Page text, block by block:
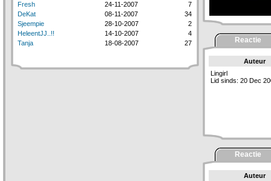
Fresh
24-11-2007
7
DeKat
08-11-2007
34
Sjeempie
28-10-2007
2
HeleentJJ..!!
14-10-2007
4
Tanja
18-08-2007 27 Reactie
Auteur
Lingirl
Lid sinds: 20 Dec
Reactie
Auteur